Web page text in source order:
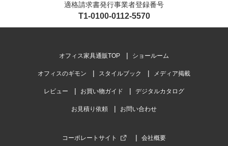
適格請求書発行事業者登録番号
T1-0100-0112-5570
オフィス家具通販TOP ショールーム
オフィスのギモン スタイルブック メディア掲載
レビュー お買い物ガイド デジタルカタログ
お見積り依頼 お問い合わせ
コーポレートサイト 会社概要